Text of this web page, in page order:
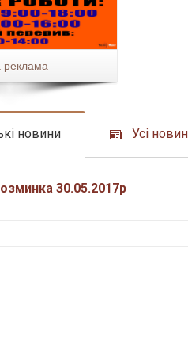
реклама
новини Усі
30.05.2017р